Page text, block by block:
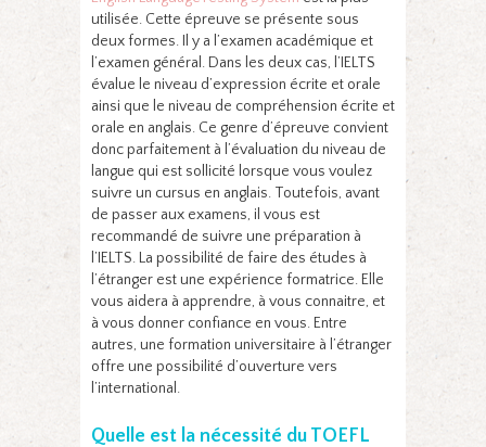
utilisée. Cette épreuve se présente sous
deux formes. Il y a l’examen académique et
l’examen général. Dans les deux cas, l’IELTS
évalue le niveau d’expression écrite et orale
ainsi que le niveau de compréhension écrite et
orale en anglais. Ce genre d’épreuve convient
donc parfaitement à l’évaluation du niveau de
langue qui est sollicité lorsque vous voulez
suivre un cursus en anglais. Toutefois, avant
de passer aux examens, il vous est
recommandé de suivre une préparation à
l’IELTS. La possibilité de faire des études à
l’étranger est une expérience formatrice. Elle
vous aidera à apprendre, à vous connaitre, et
à vous donner confiance en vous. Entre
autres, une formation universitaire à l’étranger
offre une possibilité d’ouverture vers
l’international.
Quelle est la nécessité du TOEFL